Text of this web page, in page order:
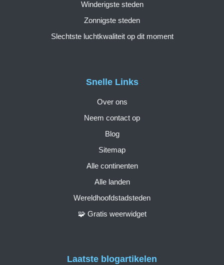
Snelle Links
Over ons
Neem contact op
Blog
Sitemap
Alle continenten
Alle landen
Wereldhoofdstadsteden
🧩 Gratis weerwidget
Winderigste steden
Zonnigste steden
Slechtste luchtkwaliteit op dit moment
Laatste blogartikelen